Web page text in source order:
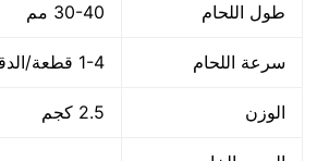
طول اللحام 30-40 مم
سرعة اللحام 1-4 قطعة/الدقيقة
الوزن 2.5 كجم